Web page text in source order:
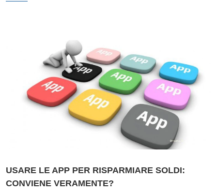
USARE LE APP PER RISPARMIARE SOLDI:
CONVIENE VERAMENTE?